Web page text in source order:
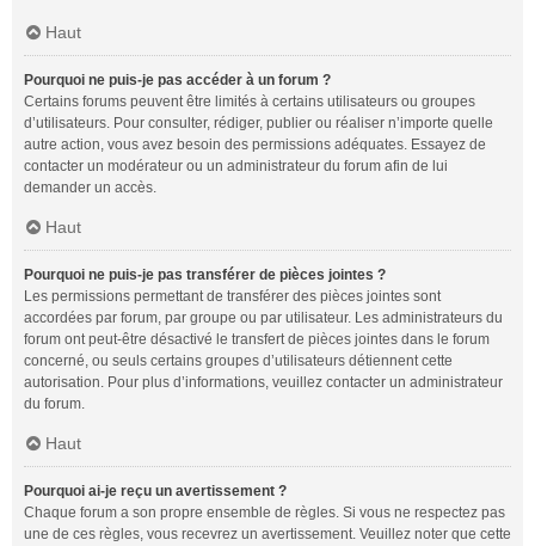
Haut
Pourquoi ne puis-je pas accéder à un forum ?
Certains forums peuvent être limités à certains utilisateurs ou groupes
d’utilisateurs. Pour consulter, rédiger, publier ou réaliser n’importe quelle
autre action, vous avez besoin des permissions adéquates. Essayez de
contacter un modérateur ou un administrateur du forum afin de lui
demander un accès.
Haut
Pourquoi ne puis-je pas transférer de pièces jointes ?
Les permissions permettant de transférer des pièces jointes sont
accordées par forum, par groupe ou par utilisateur. Les administrateurs du
forum ont peut-être désactivé le transfert de pièces jointes dans le forum
concerné, ou seuls certains groupes d’utilisateurs détiennent cette
autorisation. Pour plus d’informations, veuillez contacter un administrateur
du forum.
Haut
Pourquoi ai-je reçu un avertissement ?
Chaque forum a son propre ensemble de règles. Si vous ne respectez pas
une de ces règles, vous recevrez un avertissement. Veuillez noter que cette